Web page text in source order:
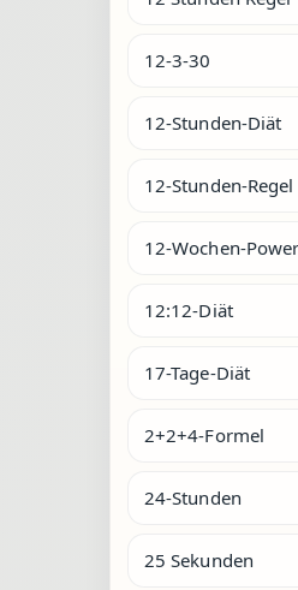
12-3-30
12-Stunden-Diät
12-Stunden-Regel
12-Wochen-
12:12-Diät
17-Tage-Diät
2+2+4-Formel
24-Stunden
25 Sekunden